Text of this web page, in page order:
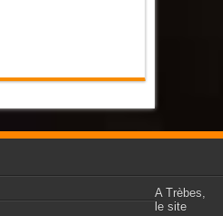
A Trèbes,
le site